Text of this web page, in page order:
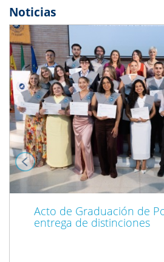
Noticias
Acto de Graduación de
entrega de distinciones
Previous